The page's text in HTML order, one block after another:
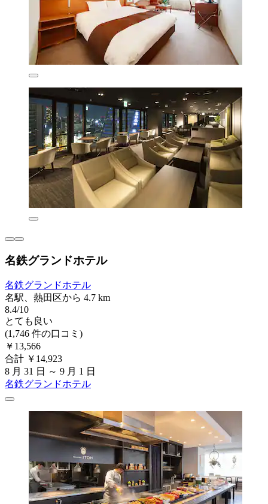
名鉄グランドホテル
名鉄グランドホテル
名駅、熱田区から 4.7 km
8.4/10
とても良い
(1,746 件の口コミ)
￥13,566
合計 ￥14,923
8 月 31 日 ～ 9 月 1 日
名鉄グランドホテル